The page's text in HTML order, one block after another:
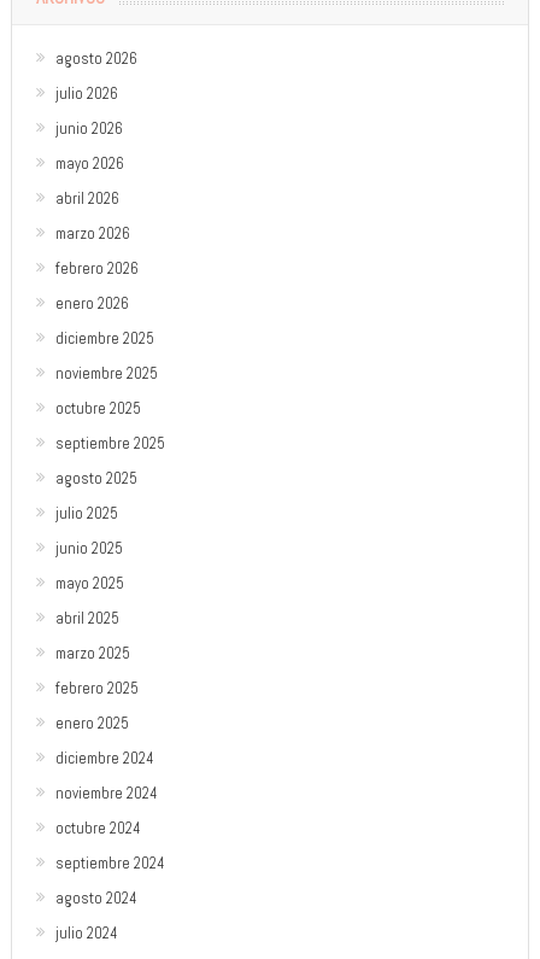
agosto 2026
julio 2026
junio 2026
mayo 2026
abril 2026
marzo 2026
febrero 2026
enero 2026
diciembre 2025
noviembre 2025
octubre 2025
septiembre 2025
agosto 2025
julio 2025
junio 2025
mayo 2025
abril 2025
marzo 2025
febrero 2025
enero 2025
diciembre 2024
noviembre 2024
octubre 2024
septiembre 2024
agosto 2024
julio 2024